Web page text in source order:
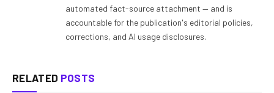
automated fact-source attachment — and is
accountable for the publication's editorial policies,
corrections, and AI usage disclosures.
RELATED POSTS